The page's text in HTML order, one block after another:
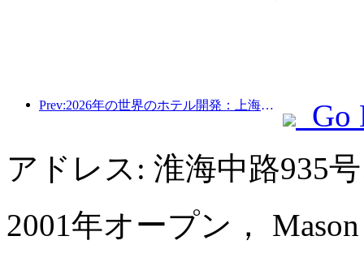
Prev:2026年の世界のホテル開発：上海が新規客室増設で首位
Go
アドレス: 淮海中路935
2001年オープン， Mason